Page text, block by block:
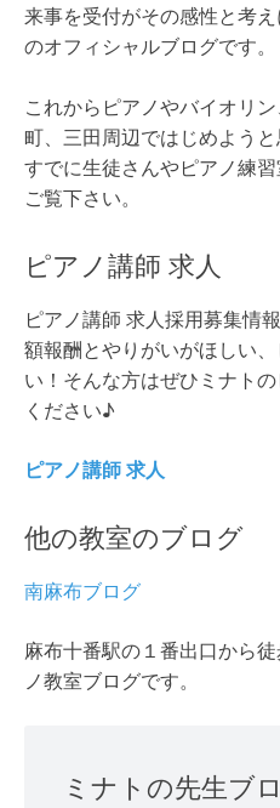
来事を受付がその感性と考
のオフィシャルブログです。
これからピアノやバイオリ
町、三田周辺ではじめようと
すでに生徒さんやピアノ練
ご覧下さい。
ピアノ講師 求人
ピアノ講師 求人採用募集情
額報酬とやりがいがほしい
い！そんな方はぜひミナト
ください♪
ピアノ講師 求人
他の教室のブログ
南麻布ブログ
麻布十番駅の１番出口から
ノ教室ブログです。
ミナトの先生ブ